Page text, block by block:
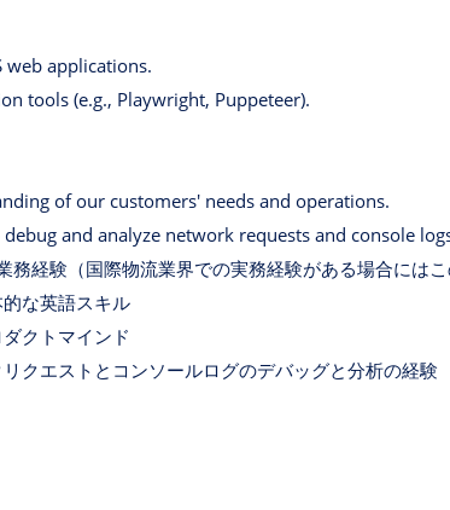
web applications.
tools (e.g., Playwright, Puppeteer).
of our customers' needs and operations.
and analyze network requests and console
務経験（国際物流業界での実務経験がある場合には
な英語スキル
クトマインド
クエストとコンソールログのデバッグと分析の経験